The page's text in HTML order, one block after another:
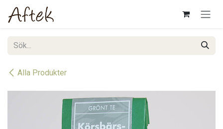
Hoppa till innehåll
Alla Produkter